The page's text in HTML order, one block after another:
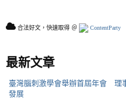
合法好文，快速取得 ＠ ContentParty
最新文章
臺灣腦刺激學會舉辦首屆年會 理
發展